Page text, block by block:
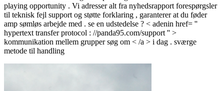
playing opportunity . Vi adresser alt fra nyhedsrapport forespørgsler ​​
til teknisk fejl support og støtte forklaring , garanterer at du føder
amp sømløs arbejde med . se en udstedelse ? < adenin href= ''
hypertext transfer protocol : //panda95.com/support '' >
kommunikation mellem grupper søg om < /a > i dag . sværge
metode til handling